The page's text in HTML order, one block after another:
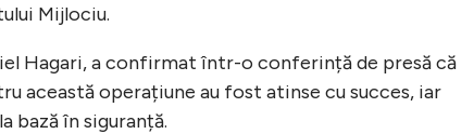
Mijlociu.
Hagari, a confirmat într-o conferință de presă că
această operațiune au fost atinse cu succes, iar
bază în siguranță.